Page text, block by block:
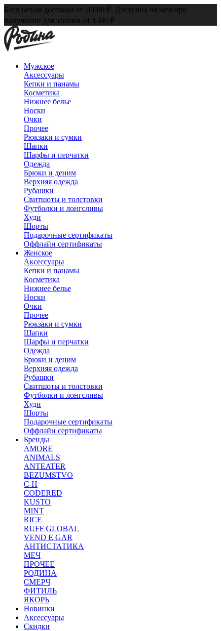
Бесплатная доставка от 10000 ₽. Доступна оплата при
получении для заказов от 1500 ₽
Мужское
Аксессуары
Кепки и панамы
Косметика
Нижнее белье
Носки
Очки
Прочее
Рюкзаки и сумки
Шапки
Шарфы и перчатки
Одежда
Брюки и деним
Верхняя одежда
Рубашки
Свитшоты и толстовки
Футболки и лонгсливы
Худи
Шорты
Подарочные сертификаты
Оффлайн сертификаты
Женское
Аксессуары
Кепки и панамы
Косметика
Нижнее белье
Носки
Очки
Прочее
Рюкзаки и сумки
Шапки
Шарфы и перчатки
Одежда
Брюки и деним
Верхняя одежда
Рубашки
Свитшоты и толстовки
Футболки и лонгсливы
Худи
Шорты
Подарочные сертификаты
Оффлайн сертификаты
Бренды
AMORE
ANIMALS
ANTEATER
BEZUMSTVO
C-H
CODERED
KUSTO
MINT
RICE
RUFF GLOBAL
VEND E GAR
АНТИСТАТИКА
МЕЧ
ПРОЧЕЕ
РОДИНА
СМЕРЧ
ФИТИЛЬ
ЯКОРЬ
Новинки
Аксессуары
Скидки